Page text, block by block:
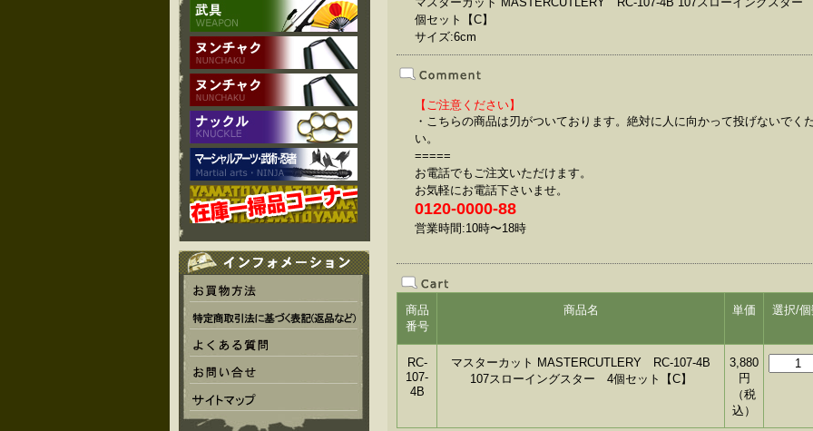
個セット【C】
サイズ:6cm
【ご注意ください】
・こちらの商品は刃がついております。絶対に人に向かって投げないでく
い。
=====
お電話でもご注文いただけます。
お気軽にお電話下さいませ。
0120-0000-88
営業時間:10時〜18時
商品
番号
商品名 単価 選択/
RC-
107-
4B
マスターカット MASTERCUTLERY RC-107-4B
107スローイングスター 4個セット【C】
3,880
円
（税
込）